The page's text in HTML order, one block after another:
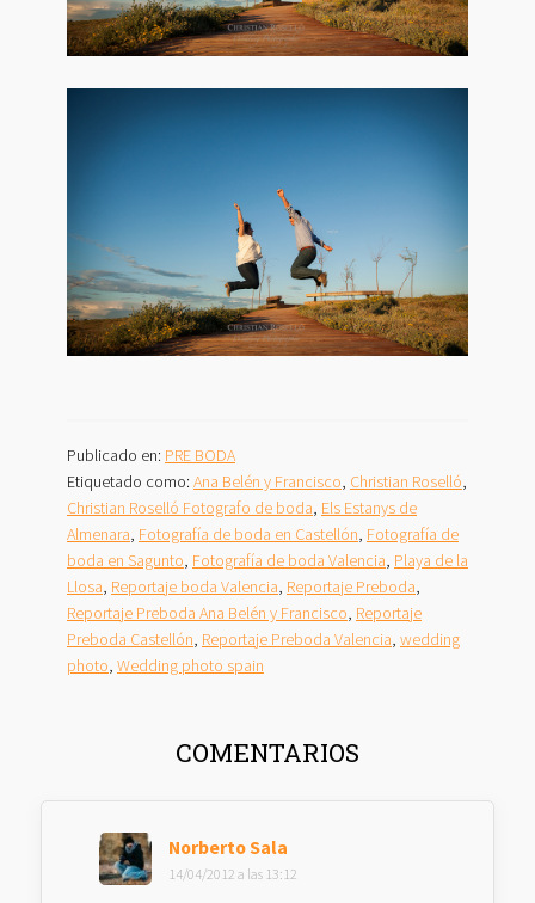
Publicado en: PRE BODA
Etiquetado como: Ana Belén y Francisco, Christian Roselló,
Christian Roselló Fotografo de boda, Els Estanys de
Almenara, Fotografía de boda en Castellón, Fotografía de
boda en Sagunto, Fotografía de boda Valencia, Playa de la
Llosa, Reportaje boda Valencia, Reportaje Preboda,
Reportaje Preboda Ana Belén y Francisco, Reportaje
Preboda Castellón, Reportaje Preboda Valencia, wedding
photo, Wedding photo spain
INTERACCIONES
LOS
LECTORES
COMENTARIOS
Norberto Sala
14/04/2012 a las 13:12